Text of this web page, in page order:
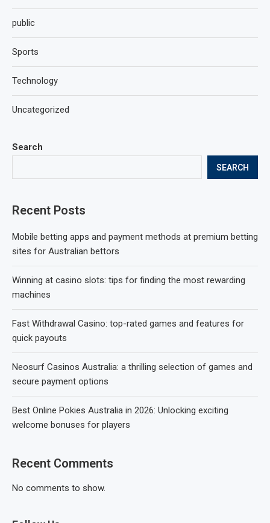
Search
SEARCH
Recent Posts
Mobile betting apps and payment methods at premium betting
sites for Australian bettors
Winning at casino slots: tips for finding the most rewarding
machines
Fast Withdrawal Casino: top-rated games and features for
quick payouts
Neosurf Casinos Australia: a thrilling selection of games and
secure payment options
Best Online Pokies Australia in 2026: Unlocking exciting
welcome bonuses for players
Recent Comments
No comments to show.
public
Sports
Technology
Uncategorized